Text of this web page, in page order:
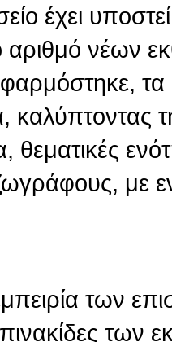
έχει υποστεί
νέων
τα
καλύπτοντας
με
των
των